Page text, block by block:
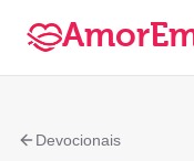
Devocionais